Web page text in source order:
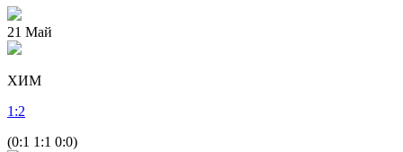
21 Май
ХИМ
1 :2
(0:1 1:1 0:0)